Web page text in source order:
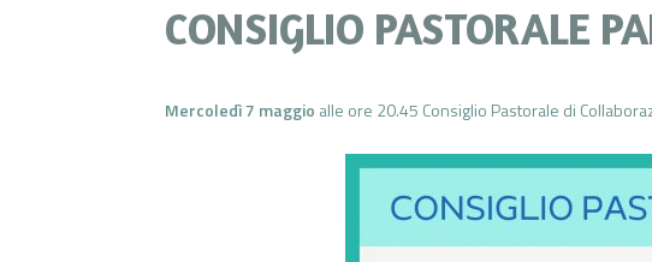
CONSIGLIO PASTORALE
Mercoledì 7 maggio alle ore 20.45 Consiglio Pastorale di